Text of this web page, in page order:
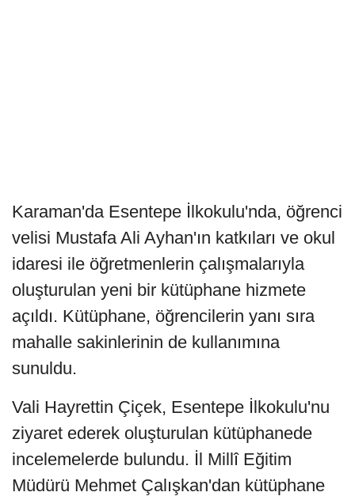
Karaman'da Esentepe İlkokulu'nda, öğrenci
velisi Mustafa Ali Ayhan'ın katkıları ve okul
idaresi ile öğretmenlerin çalışmalarıyla
oluşturulan yeni bir kütüphane hizmete
açıldı. Kütüphane, öğrencilerin yanı sıra
mahalle sakinlerinin de kullanımına
sunuldu.
Vali Hayrettin Çiçek, Esentepe İlkokulu'nu
ziyaret ederek oluşturulan kütüphanede
incelemelerde bulundu. İl Millî Eğitim
Müdürü Mehmet Çalışkan'dan kütüphane